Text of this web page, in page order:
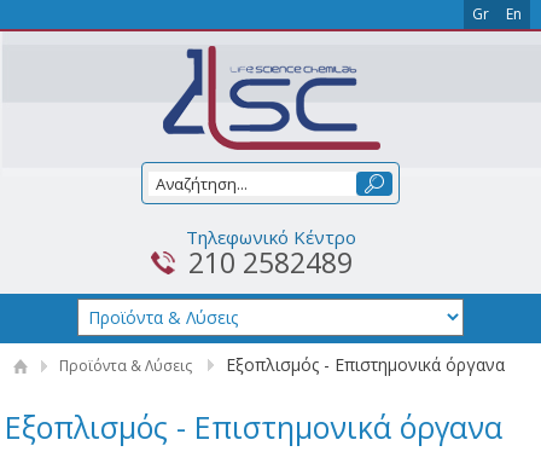
Gr En
Τηλεφωνικό Κέντρο
210 2582489
Προϊόντα & Λύσεις Εξοπλισμός - Επιστημονικά όργανα
Εξοπλισμός - Επιστημονικά όργανα